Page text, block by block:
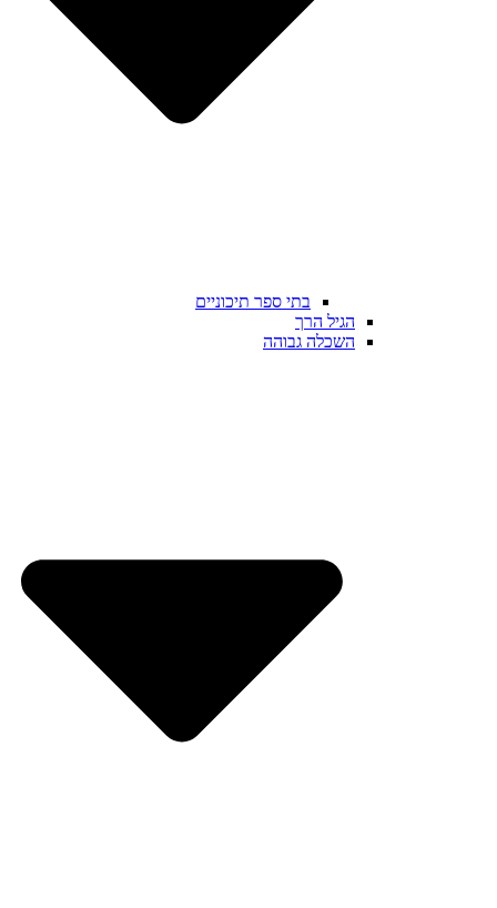
בתי ספר תיכוניים
הגיל הרך
השכלה גבוהה